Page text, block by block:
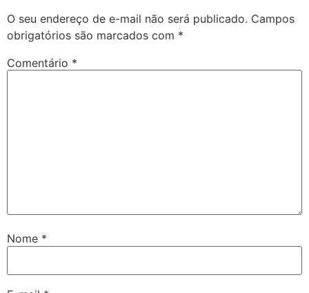
O seu endereço de e-mail não será publicado. Campos
obrigatórios são marcados com *
Comentário *
Nome *